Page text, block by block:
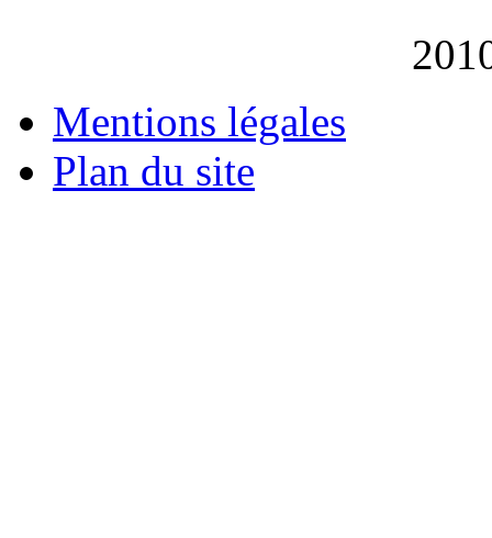
Mentions légales
Plan du site